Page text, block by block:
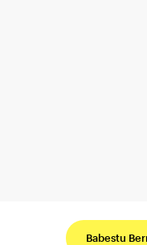
Babestu